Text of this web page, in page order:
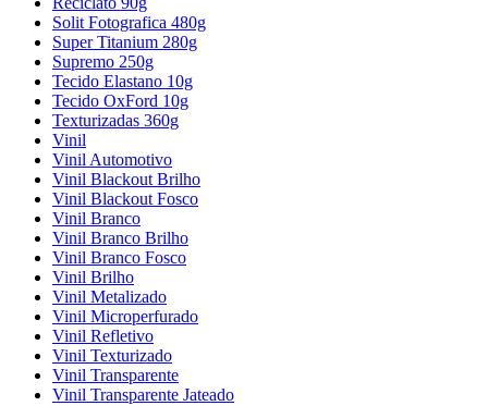
Solit Fotografica 480g
Super Titanium 280g
Supremo 250g
Tecido Elastano 10g
Tecido OxFord 10g
Texturizadas 360g
Vinil
Vinil Automotivo
Vinil Blackout Brilho
Vinil Blackout Fosco
Vinil Branco
Vinil Branco Brilho
Vinil Branco Fosco
Vinil Brilho
Vinil Metalizado
Vinil Microperfurado
Vinil Refletivo
Vinil Texturizado
Vinil Transparente
Vinil Transparente Jateado